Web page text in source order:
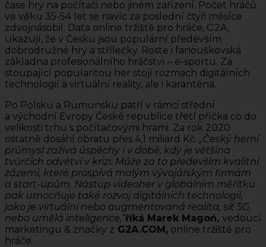
čase hry na počítači nebo jiném zařízení. Počet hráčů
ve věku 35-54 let se navíc za poslední čtyři měsíce
zdvojnásobil. Data online tržiště pro hráče, G2A,
ukazují, že v Česku jsou populární především
dobrodružné hry a střílečky. Roste i fanouškovská
základna profesionálního hráčství – e-sportu. Za
stoupající popularitou her stojí rozmach digitálních
technologií a virtuální reality, ale i karanténa.
Po Polsku a Rumunsku patří v rámci střední
a východní Evropy České republice třetí příčka co do
velikosti trhu s počítačovými hrami. Za rok 2020
ostatně dosáhl obratu přes 4,1 miliard Kč. „Český herní
průmysl zažívá úspěchy i v době, kdy je většina
tvůrčích odvětví v krizi. Může za to především kvalitní
zázemí, které prospívá malým vývojářským firmám
a start-upům. Nástup videoher v globálním měřítku
pak umocňuje také rozvoj digitálních technologií,
jako je virtuální nebo augmentovaná realita, síť 5G,
nebo umělá inteligence,“říká Marek Magoń, vedoucí
marketingu & značky z G2A.COM, online tržiště pro
hráče.